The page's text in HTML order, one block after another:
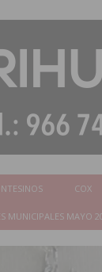
COX
MUNICIPALES MAYO